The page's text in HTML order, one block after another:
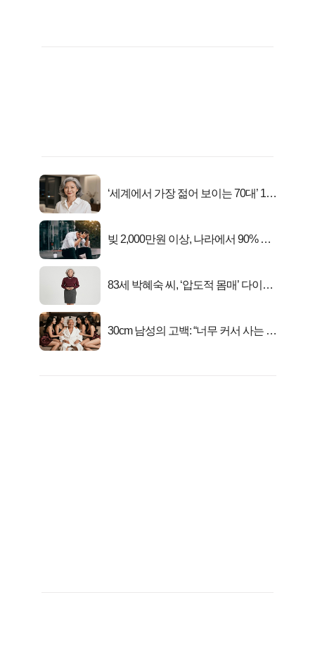
‘세계에서 가장 젊어 보이는 70대’ 1위
빚 2,000만원 이상, 나라에서 90% 갚
83세 박혜숙 씨, ‘압도적 몸매’ 다이어
30cm 남성의 고백: “너무 커서 사는 게